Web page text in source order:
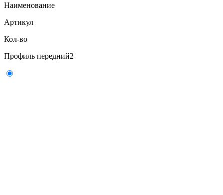
Наименование
Артикул
Кол-во
Профиль передний2